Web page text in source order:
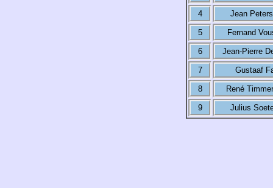
4 Jean
5 Fernand
6 Jean-Pierre
7 Gustaaf
8 René
9 Julius